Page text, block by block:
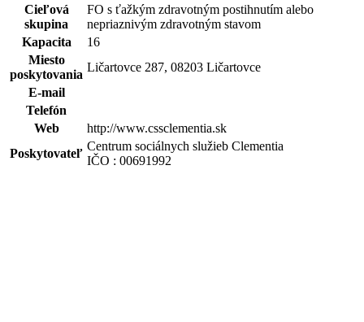
Cieľová
skupina
FO s ťažkým zdravotným postihnutím alebo
nepriaznivým zdravotným stavom
Kapacita
16
Miesto
poskytovania
Ličartovce 287, 08203 Ličartovce
E-mail
Telefón
Web
http://www.cssclementia.sk
Poskytovateľ
Centrum sociálnych služieb Clementia
IČO : 00691992